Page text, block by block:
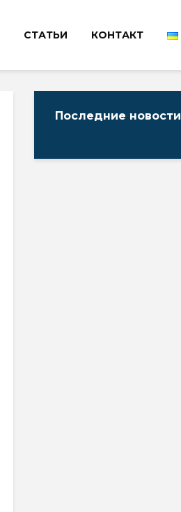
СТАТЬИ КОНТАКТ
Последние новости